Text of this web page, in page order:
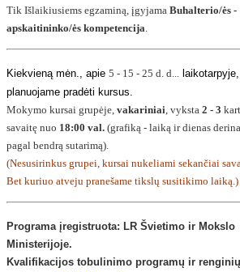
Tik Išlaikiusiems egzaminą, įgyjama Buhalterio/ės -
apskaitininko/ės kompetencija
Kiekvieną mėn., apie 5 - 15 - 25 d. d...
laikotarpyje,
planuojame pradėti kursus.
Mokymo kursai grupėje, vakariniai , vyksta 2 - 3
savaitę nuo 18:00 val. (grafiką - laiką ir dienas
pagal bendrą sutarimą).
(Nesusirinkus grupei, kursai nukeliami sekančiai
Bet kuriuo atveju pranešame tikslų susitikimo laiką.)
Programa įregistruota: LR Švietimo ir Mokslo
Ministerijoje.
Kvalifikacijos tobulinimo programų ir renginių